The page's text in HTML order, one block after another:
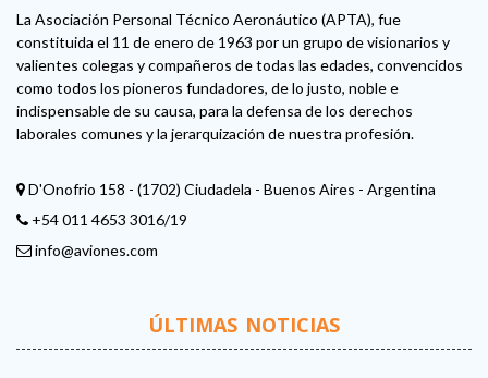
La Asociación Personal Técnico Aeronáutico (APTA), fue
constituida el 11 de enero de 1963 por un grupo de visionarios y
valientes colegas y compañeros de todas las edades, convencidos
como todos los pioneros fundadores, de lo justo, noble e
indispensable de su causa, para la defensa de los derechos
laborales comunes y la jerarquización de nuestra profesión.
D'Onofrio 158 - (1702) Ciudadela - Buenos Aires - Argentina
+54 011 4653 3016/19
info@aviones.com
ÚLTIMAS NOTICIAS